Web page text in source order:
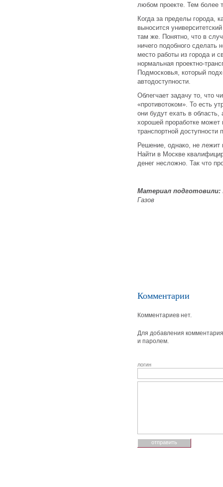
любом проекте. Тем более
Когда за пределы города,
выносится
там же. Понятно, что в
ничего подобного сделать
место работы из города и
нормальная проектно-
Подмосковья, который
автодоступности.
Облегчает задачу то, что
«противотоком». То есть
они будут ехать в
хорошей проработке может
транспортной доступности
Решение, однако, не лежит
Найти в Москве
денег несложно. Так что
Материал подготовили:
Газов
Комментарии
Комментариев нет.
Для добавления
и паролем.
логин